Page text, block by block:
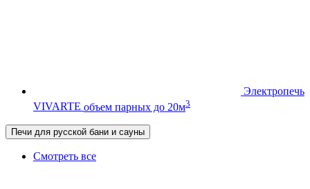
Электропечь
VIVARTE объем парных до 20м3
Печи для русской бани и сауны
Смотреть все